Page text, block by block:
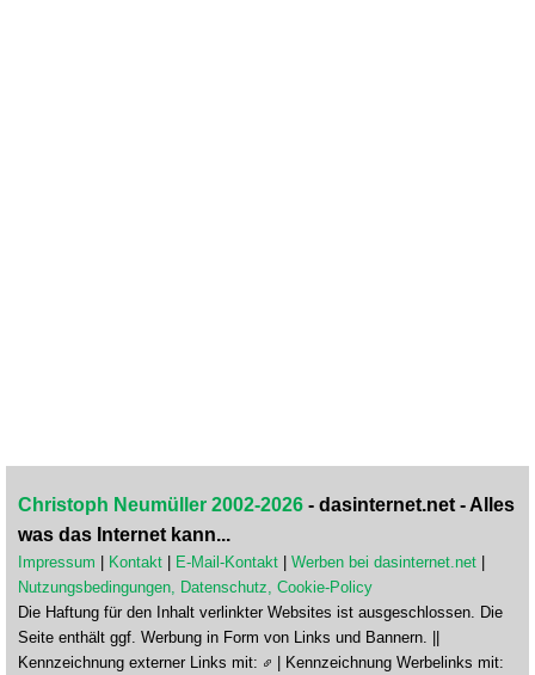
Christoph Neumüller 2002-2026 - dasinternet.net - Alles
was das Internet kann...
Impressum Kontakt E-Mail-Kontakt Werben bei dasinternet.net
Nutzungsbedingungen, Datenschutz, Cookie-Policy
Die Haftung für den Inhalt verlinkter Websites ist ausgeschlossen. Die
Seite enthält ggf. Werbung in Form von Links und Bannern. ||
Kennzeichnung externer Links mit:
| Kennzeichnung Werbelinks mit: